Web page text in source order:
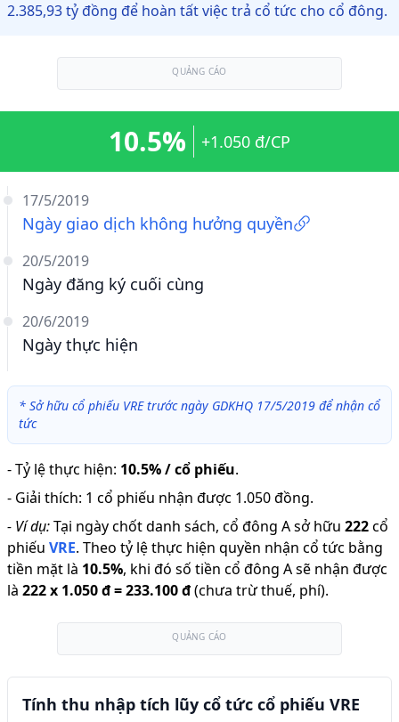
2.385,93 tỷ đồng để hoàn tất việc trả cổ tức cho cổ đông.
QUẢNG CÁO
17/5/2019
Ngày giao dịch không hưởng quyền
20/5/2019
Ngày đăng ký cuối cùng
20/6/2019
Ngày thực hiện
10.5% +1.050 đ/CP
* Sở hữu cổ phiếu VRE trước ngày GDKHQ 17/5/2019 để nhận cổ
tức
-Tỷ lệ thực hiện: 10.5% / cổ phiếu.
- Giải thích: 1 cổ phiếu nhận được 1.050 đồng.
- Ví dụ:Tại ngày chốt danh sách, cổ đông A sở hữu 222cổ
phiếu VRE. Theo tỷ lệ thực hiện quyền nhận cổ tức bằng
tiền mặt là 10.5%, khi đó số tiền cổ đông A sẽ nhận được
là 222x 1.050 đ=233.100 đ(chưa trừ thuế, phí).
QUẢNG CÁO
Tính thu nhập tích lũy cổ tức cổ phiếu VRE